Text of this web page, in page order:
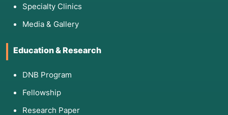
Specialty Clinics
Media & Gallery
Education & Research
DNB Program
Fellowship
Research Paper